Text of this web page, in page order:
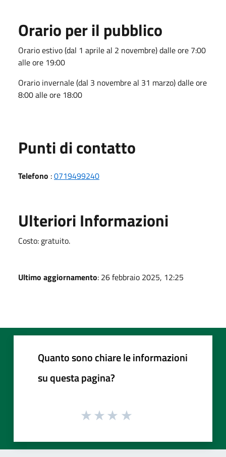
Orario per il pubblico
Orario estivo (dal 1 aprile al 2 novembre) dalle ore 7:00
alle ore 19:00
Orario invernale (dal 3 novembre al 31 marzo) dalle ore
8:00 alle ore 18:00
Punti di contatto
Telefono :0719499240
Ulteriori Informazioni
Costo: gratuito.
Ultimo aggiornamento: 26 febbraio 2025, 12:25
Quanto sono chiare le informazioni
su questa pagina?